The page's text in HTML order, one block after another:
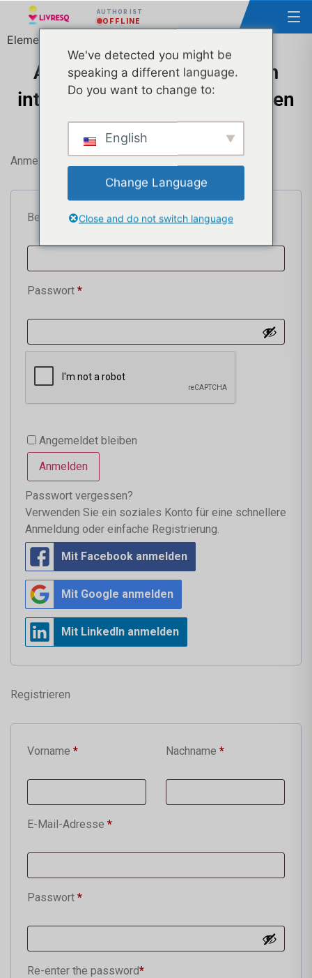
AUTHOR IST
OFFLINE
Elementor #412596
Alles, was Sie brauchen, um
interaktive Kurse und Lektionen
zu erstellen
Anmelden
Benutzername oder E-Mail-Adresse*
Passwort *
Angemeldet bleiben
Anmelden
Passwort vergessen?
Verwenden Sie ein soziales Konto für eine schnellere
Anmeldung oder einfache Registrierung.
Mit Facebook anmelden
Mit Google anmelden
Mit LinkedIn anmelden
Registrieren
Vorname * Nachname*
E-Mail-Adresse *
Passwort *
Re-enter the password*
We've detected you might be
speaking a different language.
Do you want to change to:
English
Change Language
Close and do not switch language